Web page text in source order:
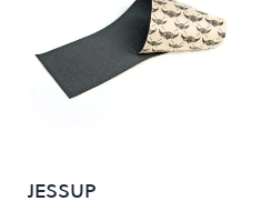
JESSUP